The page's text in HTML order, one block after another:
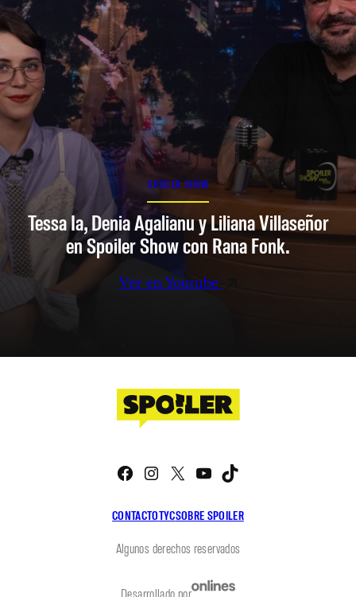
SPOILER SHOW
Tessa Ia, Denia Agalianu y Liliana Villaseñor
en Spoiler Show con Rana Fonk.
Ver en Youtube
CONTACTOTYCSOBRE SPOILER
Facebook
Instagram
X YouTube
Algunos derechos reservados
Desarrollado por